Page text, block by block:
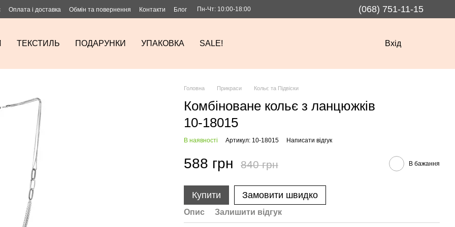
Оплата і доставка Обмін та повернення Контакти Блог Пн-Чт: 10:00-18:00 (068) 751-11-15
ТЕКСТИЛЬ ПОДАРУНКИ УПАКОВКА SALE! Вхід
Головна Прикраси Кольє та Підвіски
Комбіноване кольє з ланцюжків
10-18015
В наявності Артикул: 10-18015 Написати відгук
588 грн 840 грн В бажання
Купити Замовити швидко
Опис Залишити вiдгук